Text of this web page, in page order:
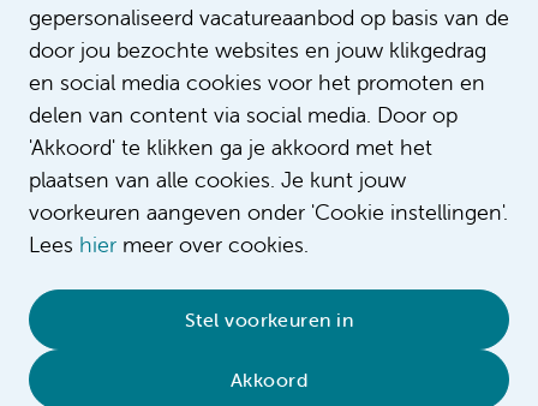
gepersonaliseerd vacatureaanbod op basis van de
door jou bezochte websites en jouw klikgedrag
en social media cookies voor het promoten en
delen van content via social media. Door op
'Akkoord' te klikken ga je akkoord met het
plaatsen van alle cookies. Je kunt jouw
voorkeuren aangeven onder 'Cookie instellingen'.
Lees hier meer over cookies.
Stel voorkeuren in
Akkoord
Cookieverklaring • Sitemap